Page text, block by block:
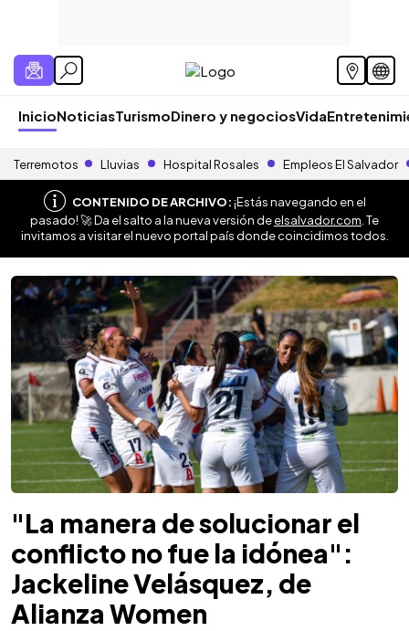
InicioNoticiasTurismoDinero y negociosVida
Terremotos Lluvias Hospital Rosales Empleos El Salvador
CONTENIDO DE ARCHIVO:¡Estás navegando en el
pasado! 🚀 Da el salto a la nueva versión deelsalvador.com . Te
invitamos a visitar el nuevo portal país donde coincidimos todos.
"La manera de solucionar el
conflicto no fue la idónea":
Jackeline Velásquez, de
Alianza Women